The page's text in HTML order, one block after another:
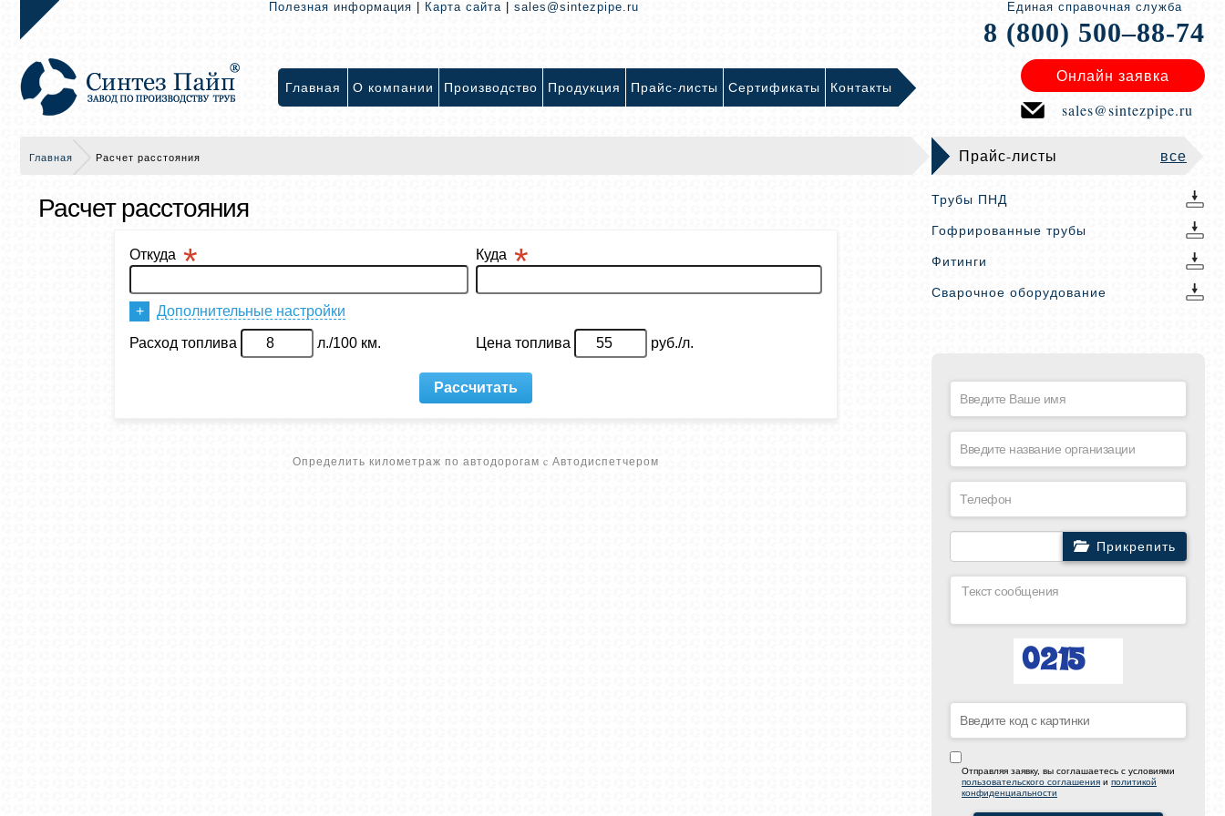
Полезная информация Карта сайта sales@sintezpipe.ru Единая справочная служба
8 (800) 500–88-74
Главная О компании Производство Продукция Прайс-листы Сертификаты Контакты
Онлайн заявка
sales@sintezpipe.ru
Главная Расчет расстояния
Расчет расстояния
Определить километраж по автодорогам c Автодиспетчером
Прайс-листы все
Трубы ПНД
Гофрированные трубы
Фитинги
Сварочное оборудование
Прикрепить
Отправляя заявку, вы соглашаетесь с условиями
пользовательского соглашения и политикой
конфиденциальности